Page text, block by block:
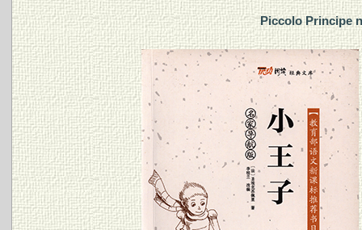
Piccolo Principe